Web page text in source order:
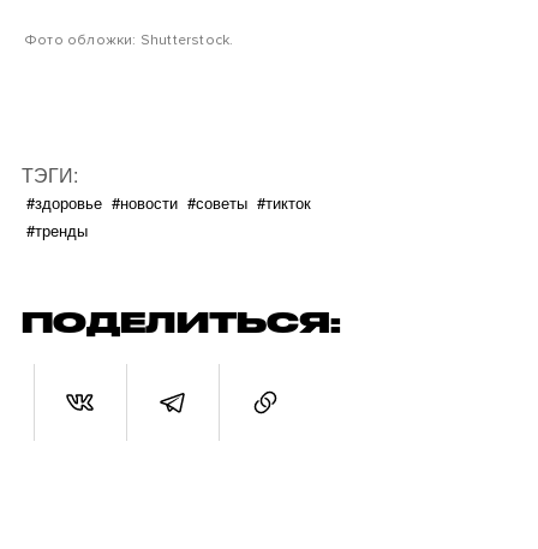
Фото обложки: Shutterstock.
ТЭГИ:
#здоровье #новости #советы #тикток
#тренды
ПОДЕЛИТЬСЯ: